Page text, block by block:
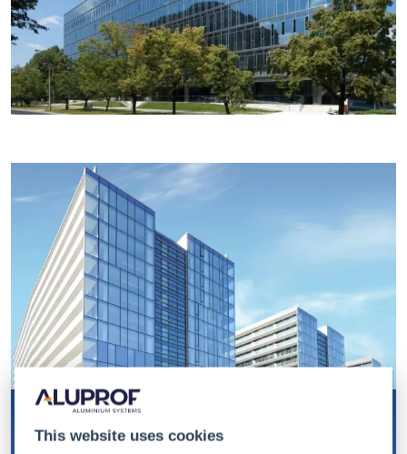
This website uses cookies